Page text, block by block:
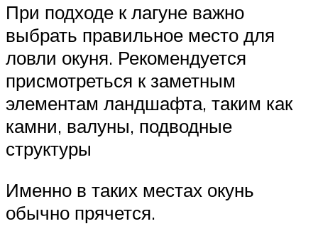
При подходе к лагуне важно
выбрать правильное место для
ловли окуня. Рекомендуется
присмотреться к заметным
элементам ландшафта, таким как
камни, валуны, подводные
структуры
Именно в таких местах окунь
обычно прячется.